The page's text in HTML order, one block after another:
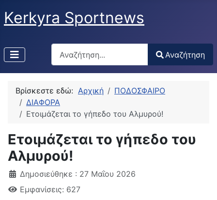
Kerkyra Sportnews
Αναζήτηση
Type 2 or more characters for results.
Αναζήτηση
Βρίσκεστε εδώ: Αρχική
ΠΟΔΟΣΦΑΙΡΟ
ΔΙΑΦΟΡΑ
Ετοιμάζεται το γήπεδο του Αλμυρού!
Ετοιμάζεται το γήπεδο του
Αλμυρού!
Δημοσιεύθηκε : 27 Μαΐου 2026
Εμφανίσεις: 627